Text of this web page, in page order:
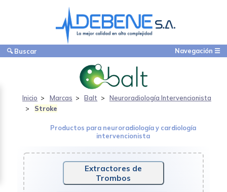
🔍 Buscar Navegación ☰
Inicio Marcas Balt
Neuroradiología Intervencionista
Stroke
Productos para neuroradiología y cardiología
intervencionista
Extractores de
Trombos